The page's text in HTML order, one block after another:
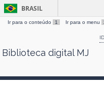
Skip
BRASIL
Ir para o conteúdo 1 Ir para o menu
Biblioteca digital MJ